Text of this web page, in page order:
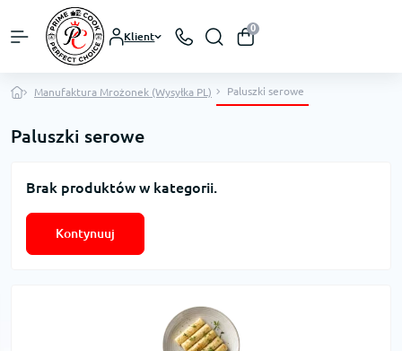
Klient
0
Manufaktura Mrożonek (Wysyłka PL) Paluszki serowe
Paluszki serowe
Brak produktów w kategorii.
Kontynuuj